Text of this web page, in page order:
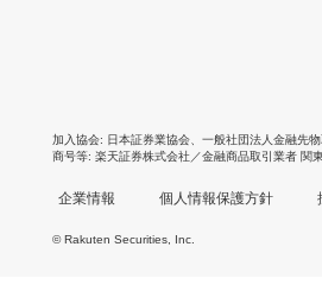
加入協会 日本証券業協会 一般社団法人金融先
商号等 楽天証券株式会社／金融商品取引業者 関
企業情報 個人情報保護方針
© Rakuten Securities, Inc.